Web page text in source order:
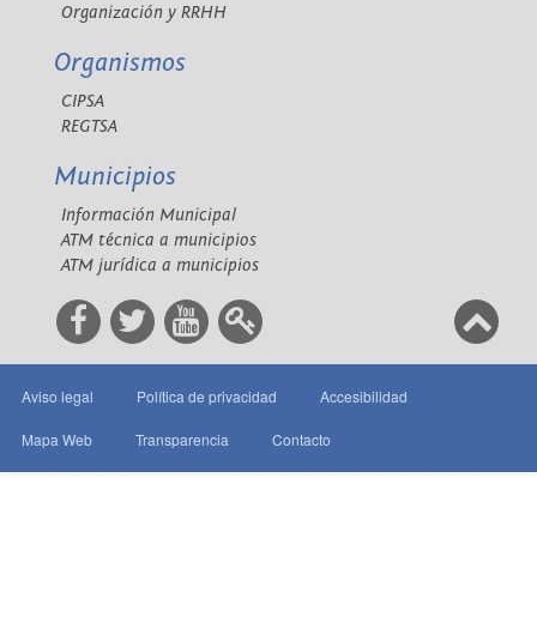
Organización y RRHH
Organismos
CIPSA
REGTSA
Municipios
Información Municipal
ATM técnica a municipios
ATM jurídica a municipios
Aviso legal Política de privacidad Accesibilidad
Mapa Web Transparencia Contacto